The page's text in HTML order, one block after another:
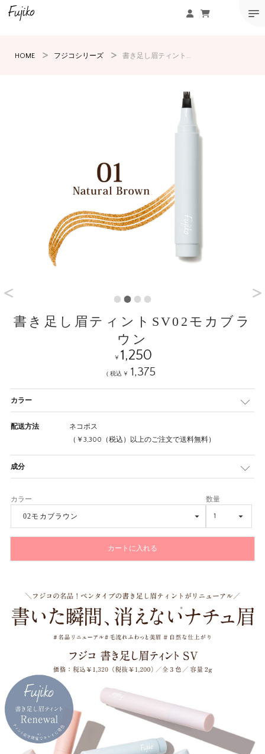
HOME フジコシリーズ 書き足し眉ティントSV02モカブラウン
書き足し眉ティントSV02モカブラ
ウン
¥ 1,250
¥ 1,375
カラー
配送方法
ネコポス
（￥3,300（税込）以上のご注文で送料無料）
成分
02モカブラウン
カートに入れる